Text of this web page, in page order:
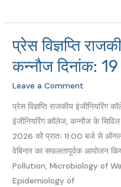
प्रेस विज्ञप्ति
कन्नौज दिनांक:
Leave a Comment
प्रेस विज्ञप्ति राजकीय इंजीनियरिंग
इंजीनियरिंग कॉलेज, कन्नौज के सिविल
2026 को प्रातः 11:00 बजे से
वेबिनार का सफलतापूर्वक आयोजन
Pollution, Microbiology of
Epidemiology of
प्रेस
विज्ञप्ति
राजकीय
इंजीनियरिंग
कॉलेज,
कन्नौज
19
मार्च
2026